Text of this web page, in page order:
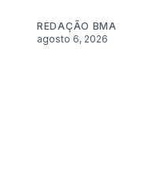
REDAÇÃO BMA
agosto 6, 2026